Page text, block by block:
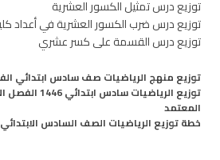
توزيع درس تمثيل الكسور العشرية
توزيع درس ضرب الكسور العشرية في أعداد
توزيع درس القسمة على كسر عشري
توزيع منهج الرياضيات صف سادس ابتدائي الفصل
توزيع الرياضيات
المعتمد
خطة توزيع الرياضيات الصف السادس الابتدائي